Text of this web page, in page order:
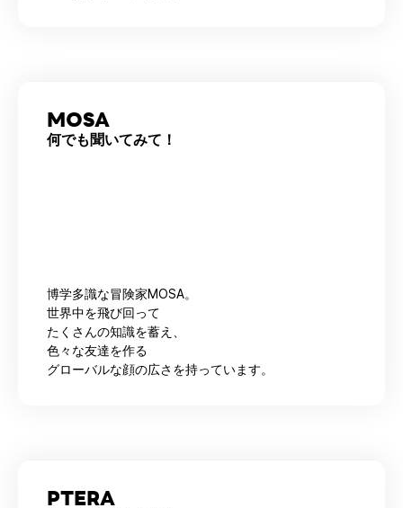
MOSA
何でも聞いてみて！
博学多識な冒険家MOSA。
世界中を飛び回って
たくさんの知識を蓄え、
色々な友達を作る
グローバルな顔の広さを持っています。
PTERA